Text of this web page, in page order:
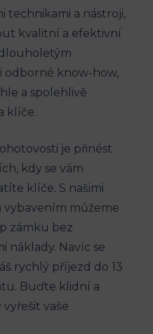
technikami a nástroji,
kvalitní a efektivní
odborné know-how,
a spolehlivě
klíče.
je přinést
kdy se vám
klíče. S našimi
vybavením můžeme
zámku bez
náklady. Navíc se
rychlý příjezd do 13
Buďte klidní a
vaše